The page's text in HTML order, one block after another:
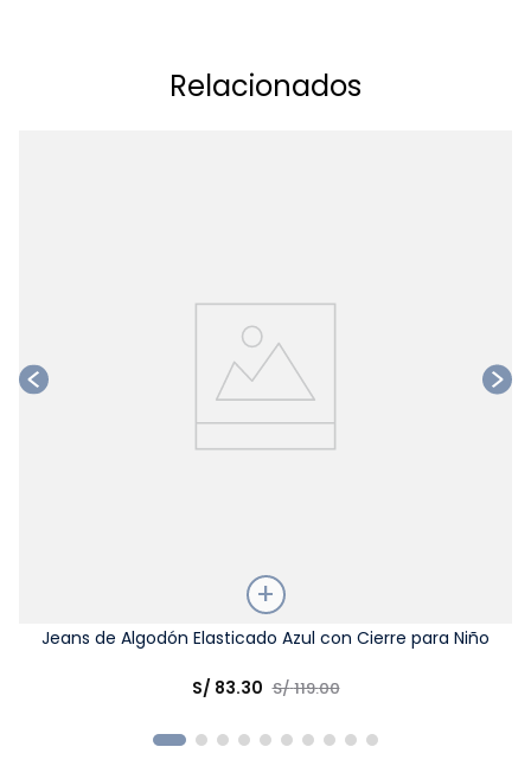
Relacionados
Talla
Jeans de Algodón Elasticado Azul con Cierre para Niño
S/ 83.30 S/119.00